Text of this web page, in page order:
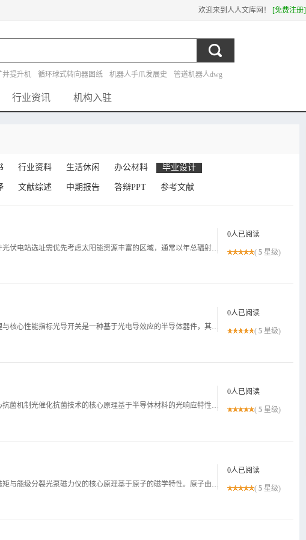
欢迎来到人人文库网！ [免费注册]
井提升机 循环球式转向器图纸 机器人手爪发展史
管道机器人dwg
行业资讯 机构入驻
行业资料 生活休闲 办公材料 毕业设计
文献综述 中期报告 答辩PPT 参考文献
光伏电站建设标准一选址与场地勘测标准一地理位置与气候条件光伏电站选址需优先考虑太阳能资源丰富的区域，通常以年总辐射量不低于1400kWh为基础指标。根据中国气象局发布的太阳能资源评估数据，西北华北及青藏高原等地区年辐射量可达16002300
0人已阅读
( 5 星级)
光导开关的导通电阻与响应速度研究报告一光导开关的基本原理与核心性能指标光导开关是一种基于光电导效应的半导体器件，其核心工作原理是利用外部光照射改变半导体材料的电导率，从而实现对电路通断状态的快速控制。当无光照时，半导体材料处于高阻态，开关近
0人已阅读
( 5 星级)
光催化抗菌膜的抗菌率与耐久性研究报告一光催化抗菌膜的核心抗菌机制光催化抗菌技术的核心原理基于半导体材料的光响应特性，其中二氧化钛TiO是目前应用最广泛的光催化材料。当TiO基抗菌膜受到波长小于387.5nm的紫外光照射时，其价带电子会被激发
0人已阅读
( 5 星级)
光泵磁力仪基本原理及特点一光泵磁力仪的物理基础一原子的磁矩与能级分裂光泵磁力仪的核心原理基于原子的磁学特性。原子由原子核和核外电子组成，电子的轨道运动和自旋运动，以及原子核的自旋运动都会产生磁矩。其中，电子的自旋磁矩和轨道磁矩是原子磁矩的主
0人已阅读
( 5 星级)